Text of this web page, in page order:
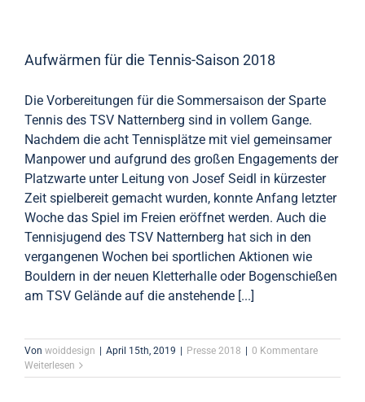
Aufwärmen für die Tennis-Saison 2018
Die Vorbereitungen für die Sommersaison der Sparte
Tennis des TSV Natternberg sind in vollem Gange.
Nachdem die acht Tennisplätze mit viel gemeinsamer
Manpower und aufgrund des großen Engagements der
Platzwarte unter Leitung von Josef Seidl in kürzester
Zeit spielbereit gemacht wurden, konnte Anfang letzter
Woche das Spiel im Freien eröffnet werden. Auch die
Tennisjugend des TSV Natternberg hat sich in den
vergangenen Wochen bei sportlichen Aktionen wie
Bouldern in der neuen Kletterhalle oder Bogenschießen
am TSV Gelände auf die anstehende [...]
Von woiddesign April 15th, 2019 Presse 2018
0 Kommentare
Weiterlesen